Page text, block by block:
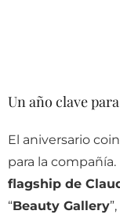
Un año clave
El aniversario
para la
flagship de
“Beauty Gallery